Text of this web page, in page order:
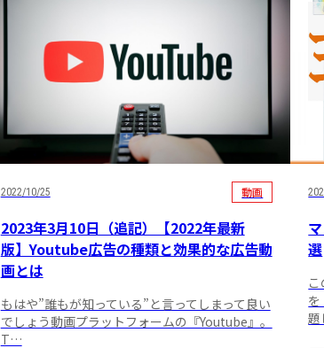
2022/10/25 動画
2023年3月10日（追記）【2022年最新
版】Youtube広告の種類と効果的な広告動
画とは
もはや”誰もが知っている”と言ってしまって良い
でしょう動画プラットフォームの『Youtube』。
T…
選